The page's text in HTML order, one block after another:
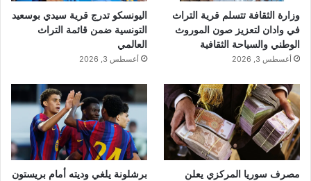
وزارة الثقافة تتسلم قرية التراث
في وادان لتعزيز صون الموروث
الوطني والسياحة الثقافية
أغسطس 3, 2026
اليونسكو تدرج قرية سيدي بوسعيد
التونسية ضمن قائمة التراث
العالمي
أغسطس 3, 2026
مصرف سوريا المركزي يعلن
برشلونة يلغي وديته أمام بريستون